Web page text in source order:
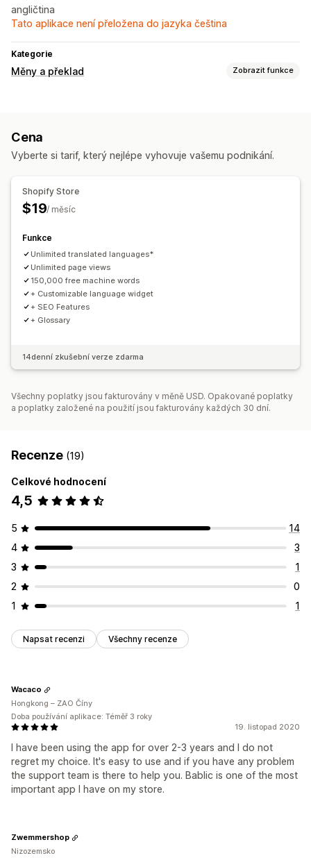
angličtina
Tato aplikace není přeložena do jazyka čeština
Kategorie
Měny a překlad Zobrazit funkce
Ruční překlad
Profesionální překlad Překlad adres URL Správa glosáře
Cena
Vyberte si tarif, který nejlépe vyhovuje vašemu podnikání.
Shopify Store
$19/ měsíc
Funkce
Unlimited translated languages*
Unlimited page views
150,000 free machine words
+ Customizable language widget
+ SEO Features
+ Glossary
14denní zkušební verze zdarma
Všechny poplatky jsou fakturovány v měně USD. Opakované poplatky
a poplatky založené na použití jsou fakturovány každých 30 dní.
Recenze (19)
Celkové hodnocení
4,5
5
14
4
3
3
1
2
0
1
1
Napsat recenzi Všechny recenze
19. listopad 2020
I have been using the app for over 2-3 years and I do not
regret my choice. It's easy to use and if you have any problem
the support team is there to help you. Bablic is one of the most
important app I have on my store.
Wacaco
Hongkong – ZAO Číny
Doba používání aplikace: Téměř 3 roky
Zwemmershop
Nizozemsko